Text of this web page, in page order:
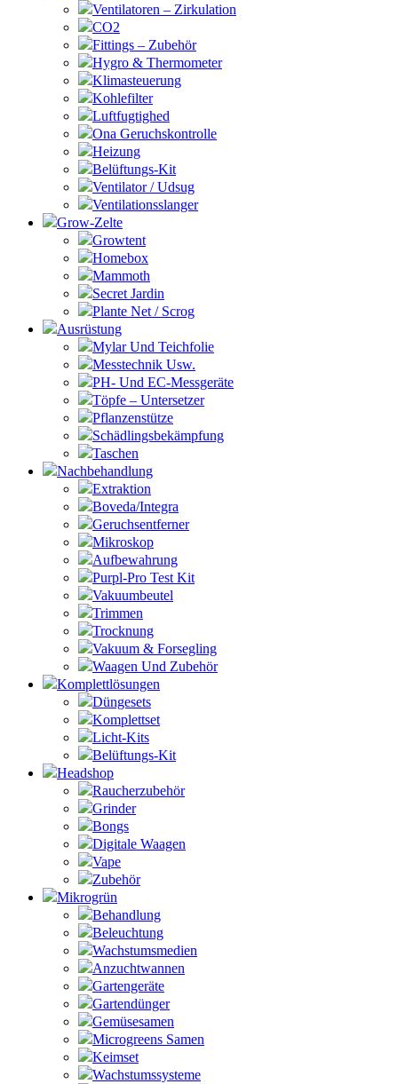
Ventilatoren – Zirkulation
CO2
Fittings – Zubehör
Hygro & Thermometer
Klimasteuerung
Kohlefilter
Luftfugtighed
Ona Geruchskontrolle
Heizung
Belüftungs-Kit
Ventilator / Udsug
Ventilationsslanger
Grow-Zelte
Growtent
Homebox
Mammoth
Secret Jardin
Plante Net / Scrog
Ausrüstung
Mylar Und Teichfolie
Messtechnik Usw.
PH- Und EC-Messgeräte
Töpfe – Untersetzer
Pflanzenstütze
Schädlingsbekämpfung
Taschen
Nachbehandlung
Extraktion
Boveda/Integra
Geruchsentferner
Mikroskop
Aufbewahrung
Purpl-Pro Test Kit
Vakuumbeutel
Trimmen
Trocknung
Vakuum & Forsegling
Waagen Und Zubehör
Komplettlösungen
Düngesets
Komplettset
Licht-Kits
Belüftungs-Kit
Headshop
Raucherzubehör
Grinder
Bongs
Digitale Waagen
Vape
Zubehör
Mikrogrün
Behandlung
Beleuchtung
Wachstumsmedien
Anzuchtwannen
Gartengeräte
Gartendünger
Gemüsesamen
Microgreens Samen
Keimset
Wachstumssysteme